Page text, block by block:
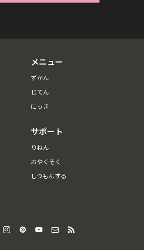
メニュー
ずかん
じてん
にっき
サポート
りねん
おやくそく
しつもんする